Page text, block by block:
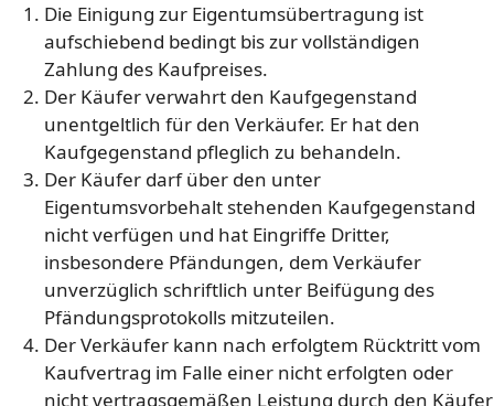
Die Einigung zur Eigentumsübertragung ist
aufschiebend bedingt bis zur vollständigen
Zahlung des Kaufpreises.
Der Käufer verwahrt den Kaufgegenstand
unentgeltlich für den Verkäufer. Er hat den
Kaufgegenstand pfleglich zu behandeln.
Der Käufer darf über den unter
Eigentumsvorbehalt stehenden Kaufgegenstand
nicht verfügen und hat Eingriffe Dritter,
insbesondere Pfändungen, dem Verkäufer
unverzüglich schriftlich unter Beifügung des
Pfändungsprotokolls mitzuteilen.
Der Verkäufer kann nach erfolgtem Rücktritt vom
Kaufvertrag im Falle einer nicht erfolgten oder
nicht vertragsgemäßen Leistung durch den Käufer